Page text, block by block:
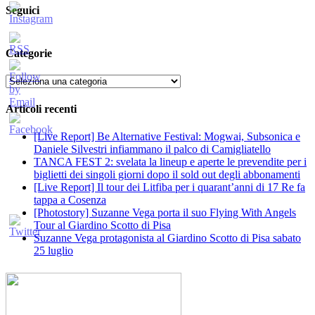
Seguici
Categorie
Categorie
Articoli recenti
[Live Report] Be Alternative Festival: Mogwai, Subsonica e
Daniele Silvestri infiammano il palco di Camigliatello
TANCA FEST 2: svelata la lineup e aperte le prevendite per i
biglietti dei singoli giorni dopo il sold out degli abbonamenti
[Live Report] Il tour dei Litfiba per i quarant’anni di 17 Re fa
tappa a Cosenza
[Photostory] Suzanne Vega porta il suo Flying With Angels
Tour al Giardino Scotto di Pisa
Suzanne Vega protagonista al Giardino Scotto di Pisa sabato
25 luglio